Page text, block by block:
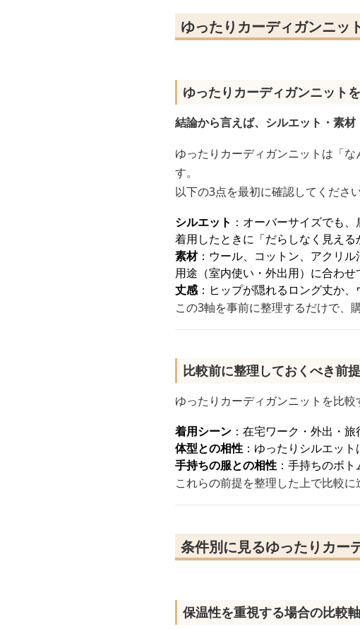
ゆったりカーディガンニッ
ゆったりカーディガンニット
結論から言えば、シルエット・素材
ゆったりカーディガンニットは「
す。
以下の3点を最初に確認してください
シルエット ：オーバーサイズでも
着用したときに「だらしなく見える
素材：ウール、コットン、アクリル
用途（室内使い・外出用）に合わせ
丈感：ヒップが隠れるロング丈か、
この3軸を事前に整理するだけで、
比較前に整理しておくべき前
ゆったりカーディガンニットを比較
着用シーン ：在宅ワーク・外出・
体型との相性 ：ゆったりシルエッ
手持ちの服との相性 ：手持ちのボ
これらの前提を整理した上で比較に
条件別に見るゆったりカー
保温性を重視する場合の比較軸